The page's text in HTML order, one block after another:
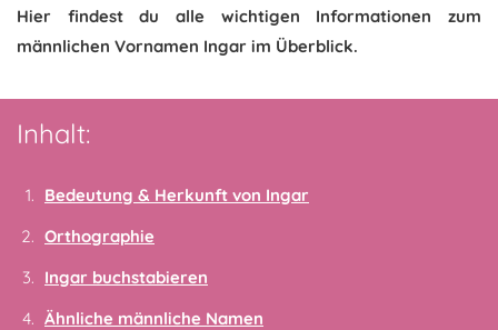
Hier findest du alle wichtigen Informationen zum
männlichen Vornamen Ingar im Überblick.
Inhalt:
Bedeutung & Herkunft von Ingar
Orthographie
Ingar buchstabieren
Ähnliche männliche Namen